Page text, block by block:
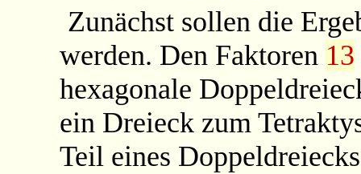
Zunächst sollen die
werden. Den Faktoren 13
hexagonale
ein Dreieck zum
Teil eines